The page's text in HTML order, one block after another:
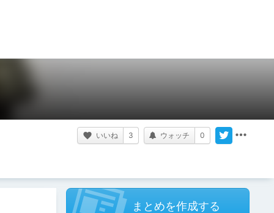
いいね 3 ウォッチ 0
まとめを作成する